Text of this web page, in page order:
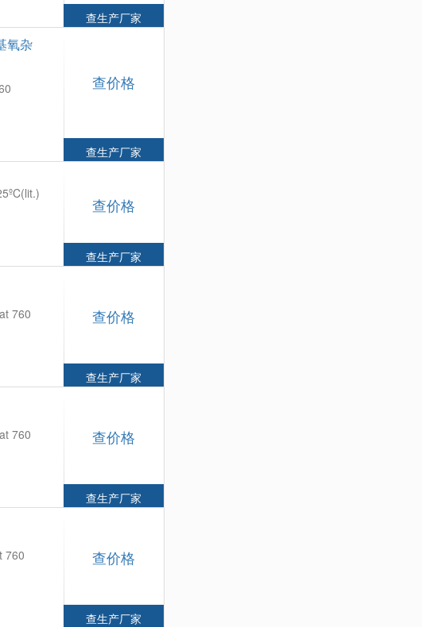
查生产厂家
氧杂
查价格
查生产厂家
查价格
查生产厂家
760
查价格
查生产厂家
760
查价格
查生产厂家
760
查价格
查生产厂家